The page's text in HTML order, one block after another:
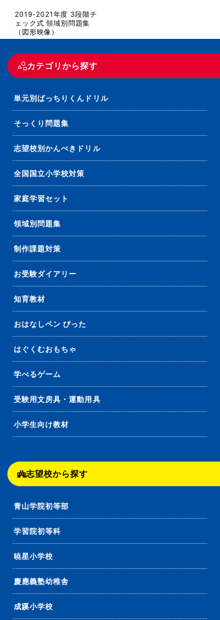
カテゴリから探す
単元別ばっちりくんドリル
そっくり問題集
志望校別かんぺきドリル
全国国立小学校対策
家庭学習セット
領域別問題集
制作課題対策
お受験ダイアリー
知育教材
おはなしペン ぴった
はぐくむおもちゃ
学べるゲーム
受験用文房具・運動用具
小学生向け教材
志望校から探す
青山学院初等部
学習院初等科
暁星小学校
慶應義塾幼稚舎
成蹊小学校
2019-2021年度 3段階チ
ェック式 領域別問題集
（図形映像）